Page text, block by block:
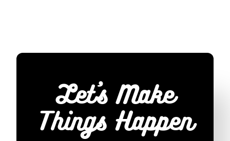
Let’s Make
Things Happen